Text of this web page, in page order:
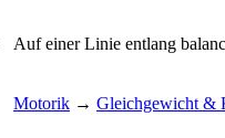
Auf einer Linie entlang
Motorik → Gleichgewicht &